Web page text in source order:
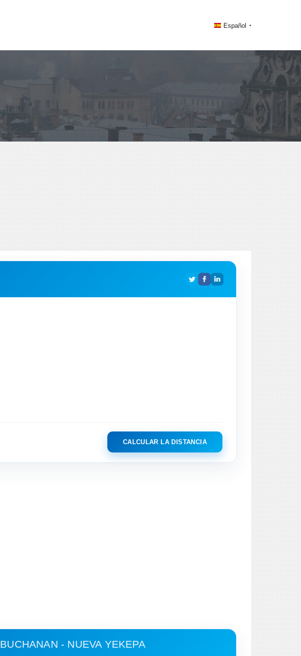
Español
CALCULAR LA DISTANCIA
BUCHANAN - NUEVA YEKEPA